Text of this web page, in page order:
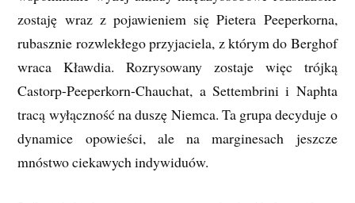
zostaję wraz z pojawieniem się Pietera Peeperkorna,
rubasznie rozwlekłego przyjaciela, z którym do Berghof
wraca Kławdia. Rozrysowany zostaje więc trójką
Castorp-Peeperkorn-Chauchat, a Settembrini i Naphta
tracą wyłączność na duszę Niemca. Ta grupa decyduje o
dynamice opowieści, ale na marginesach jeszcze
mnóstwo ciekawych indywiduów.